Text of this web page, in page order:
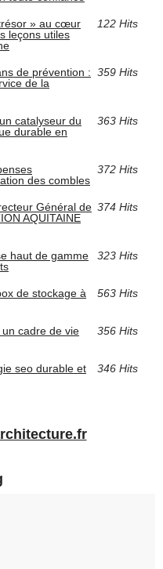
» au cœur
leçons utiles
122 Hits
de prévention :
de la
359 Hits
catalyseur du
durable en
363 Hits
des combles
372 Hits
Général de
AQUITAINE
374 Hits
haut de gamme
323 Hits
de stockage à
563 Hits
cadre de vie
356 Hits
seo durable et
346 Hits